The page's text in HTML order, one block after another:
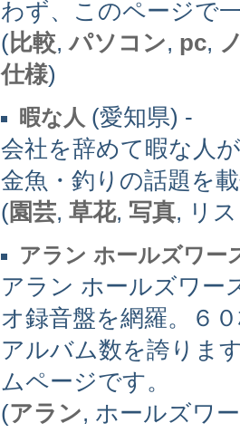
わず、このページで
(比較,パソコン, pc,
仕様)
暇な人 (愛知県) -
会社を辞めて暇な人
金魚・釣りの話題を
(園芸, 草花, 写真, リ
アラン ホールズワー
アラン ホールズワー
オ録音盤を網羅。６
アルバム数を誇りま
ムページです。
(アラン, ホールズワ